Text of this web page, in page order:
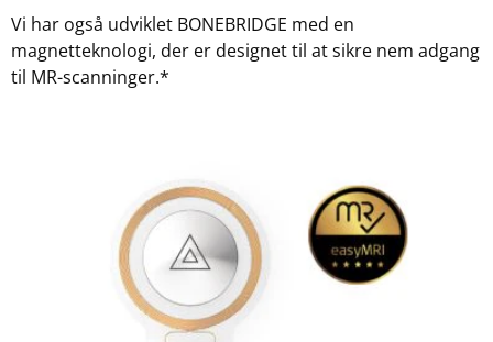
Vi har også udviklet BONEBRIDGE med en
magnetteknologi, der er designet til at sikre nem adgang
til MR-scanninger.*